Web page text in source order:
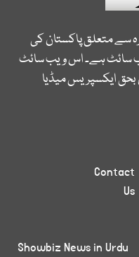
سے متعلق پاکستان کی
سائٹ ہے۔ اس ویب سائٹ
بحق ایکسپریس میڈیا
Contact
Us
Showbiz News in Urdu